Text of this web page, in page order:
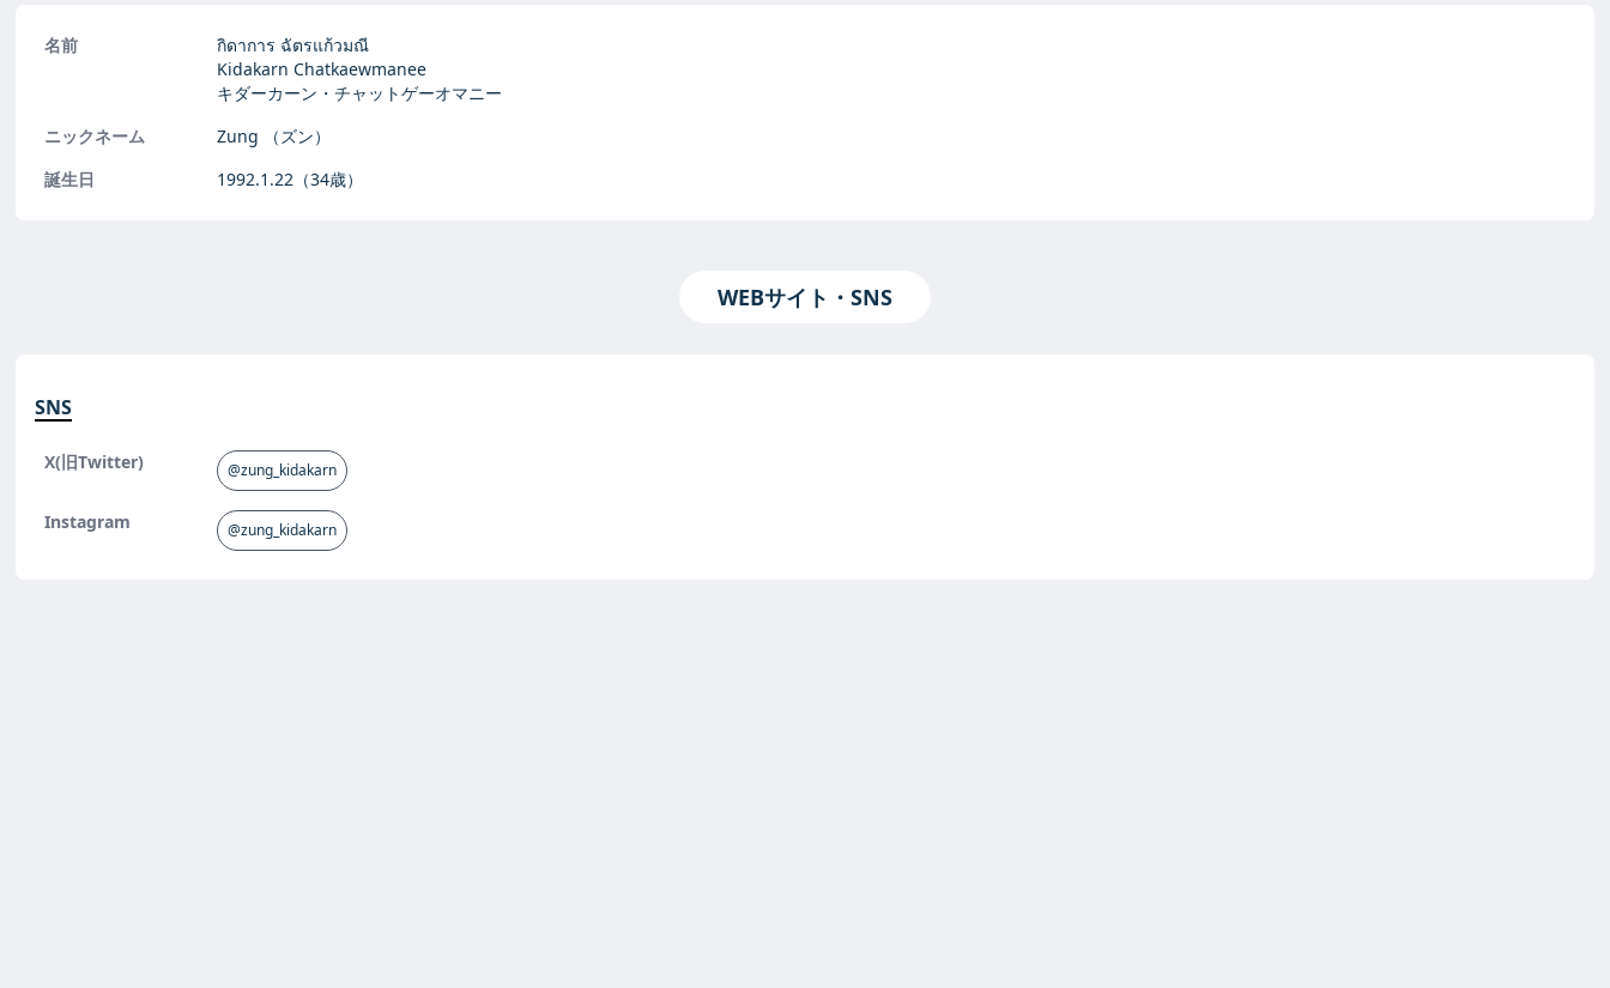
名前
กิดาการ ฉัตรแก้วมณี
Kidakarn Chatkaewmanee
キダーカーン・チャットゲーオマニー
ニックネーム
Zung
（ズン）
誕生日
1992.1.22 （34歳）
WEBサイト・SNS
SNS
X(旧Twitter) @zung_kidakarn
Instagram @zung_kidakarn